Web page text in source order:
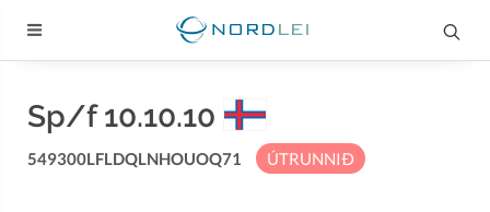
Sp/f 10.10.10
549300LFLDQLNHOUOQ71 ÚTRUNNIÐ